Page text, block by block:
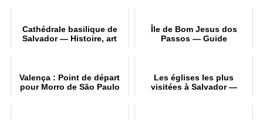
Cathédrale basilique de
Salvador — Histoire, art
Île de Bom Jesus dos
Passos — Guide
Valença : Point de départ
pour Morro de São Paulo
Les églises les plus
visitées à Salvador —